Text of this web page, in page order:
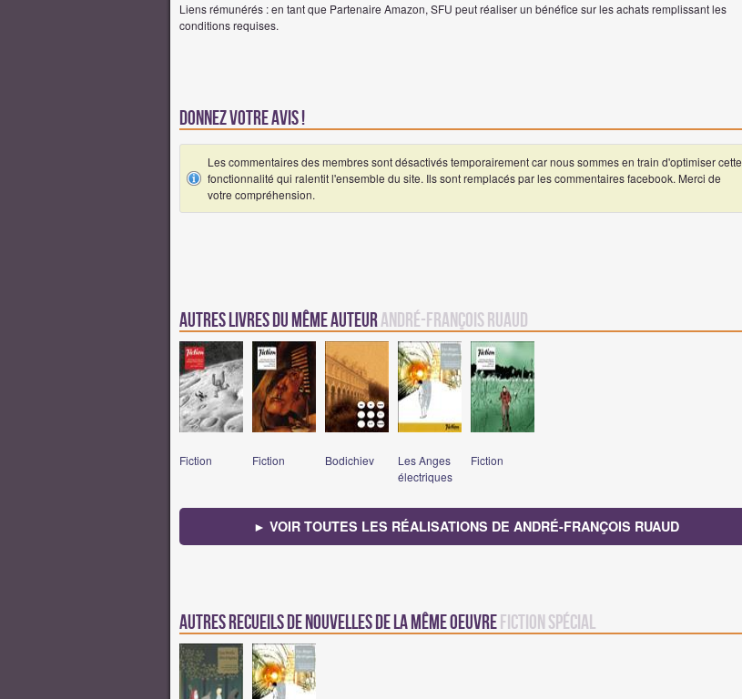
Liens rémunérés : en tant que Partenaire Amazon, SFU peut réaliser un bénéfice sur les achats remplissant les
conditions requises.
Donnez votre avis !
Les commentaires des membres sont désactivés temporairement car nous sommes en train d'optimiser cette
fonctionnalité qui ralentit l'ensemble du site. Ils sont remplacés par les commentaires facebook. Merci de
votre compréhension.
Autres Livres du même auteurAndré-François Ruaud
Fiction Fiction Bodichiev
Les Anges
électriques
Fiction
► VOIR TOUTES LES RÉALISATIONS DE ANDRÉ-FRANÇOIS RUAUD
Autres recueils de nouvelles de la même oeuvreFiction Spécial